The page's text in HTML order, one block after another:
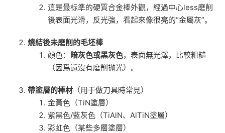
這是最标準的硬質合金棒外觀，經過中心less磨削
後表面光滑，反光強，看起來像很亮的“金屬灰”。
燒結後未磨削的毛坯棒
顔色： 暗灰色或黑灰色，表面無光澤，比較粗糙
（因爲還沒有磨削抛光）。
帶塗層的棒材 （用于做刀具時常見）
金黃色（TiN塗層）
紫黑色/藍灰色（TiAlN、AlTiN塗層）
彩虹色（某些多層塗層）